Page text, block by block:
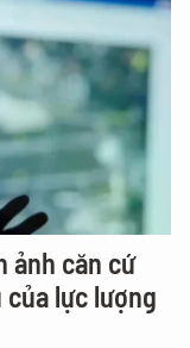
ảnh căn cứ
của lực lượng